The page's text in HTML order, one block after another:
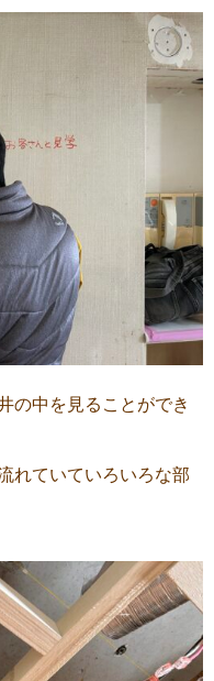
の中を見ることができ
れていていろいろな部